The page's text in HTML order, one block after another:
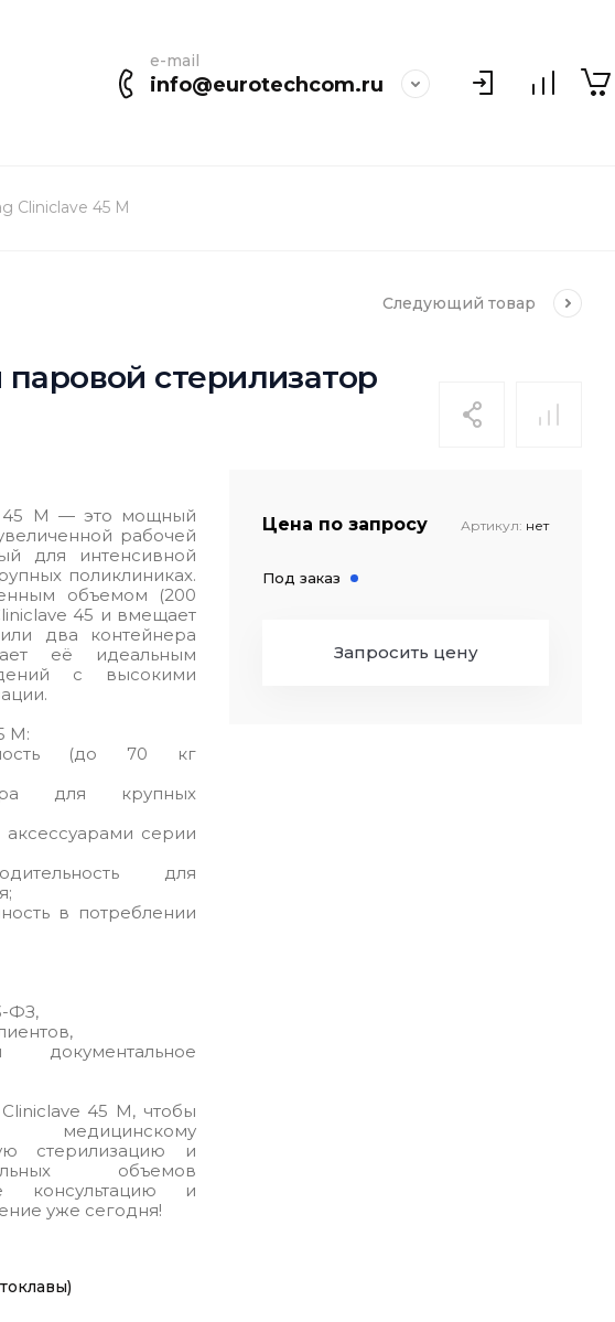
e-mail
info@eurotechcom.ru
Cliniclave 45 M
Следующий товар
стерилизатор
45 M — это мощный
рабочей
для интенсивной
поликлиниках.
объемом (200
45 и вмещает
два контейнера
её идеальным
с высокими
M:
(до 70 кг
для крупных
аксессуарами серии
для
в потреблении
ФЗ,
45 M, чтобы
медицинскому
стерилизацию и
объемов
консультацию и
уже сегодня!
Цена по запросу Артикул: нет
Под заказ
Запросить цену